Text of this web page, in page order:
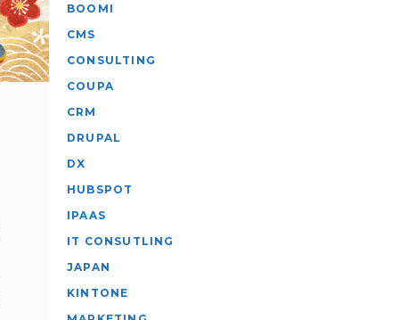
BOOMI
CMS
CONSULTING
COUPA
CRM
DRUPAL
DX
HUBSPOT
IPAAS
IT CONSUTLING
JAPAN
KINTONE